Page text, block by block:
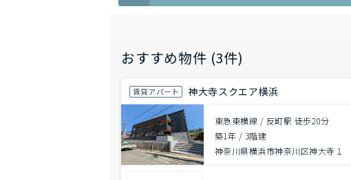
おすすめ物件 (3件)
賃貸アパート 神大寺スクエア横浜
東急東横線 / 反町駅 徒歩20分
築1年 / 3階建
神奈川県横浜市神奈川区神大寺１